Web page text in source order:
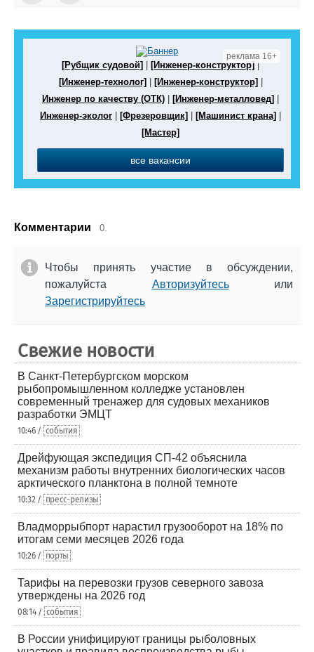
реклама 16+
[Рубщик судовой] | [Инженер-конструктор] |
[Инженер-технолог]| [Инженер-конструктор]|
Инженер по качеству (ОТК) | [Инженер-металловед] |
Инженер-эколог | [Фрезеровщик] | [Машинист крана] |
[Мастер]
все вакансии
Комментарии 0.
Чтобы принять участие в обсуждении,
пожалуйста Авторизуйтесьили
Зарегистрируйтесь
Свежие новости
В Санкт-Петербургском морском
рыбопромышленном колледже установлен
современный тренажер для судовых механиков
разработки ЭМЦТ
10:46 / события
Дрейфующая экспедиция СП-42 объяснила
механизм работы внутренних биологических часов
арктического планктона в полной темноте
10:32 / пресс-релизы
Владморрыбпорт нарастил грузооборот на 18% по
итогам семи месяцев 2026 года
10:26 / порты
Тарифы на перевозки грузов северного завоза
утверждены на 2026 год
08:14 / события
В России унифицируют границы рыболовных